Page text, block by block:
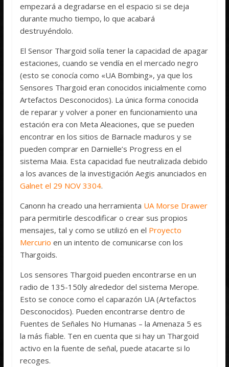
empezará a degradarse en el espacio si se deja
durante mucho tiempo, lo que acabará
destruyéndolo.
El Sensor Thargoid solía tener la capacidad de apagar
estaciones, cuando se vendía en el mercado negro
(esto se conocía como «UA Bombing», ya que los
Sensores Thargoid eran conocidos inicialmente como
Artefactos Desconocidos). La única forma conocida
de reparar y volver a poner en funcionamiento una
estación era con Meta Aleaciones, que se pueden
encontrar en los sitios de Barnacle maduros y se
pueden comprar en Darnielle’s Progress en el
sistema Maia. Esta capacidad fue neutralizada debido
a los avances de la investigación Aegis anunciados en
Galnet el 29 NOV 3304.
Canonn ha creado una herramienta UA Morse Drawer
para permitirle descodificar o crear sus propios
mensajes, tal y como se utilizó en el Proyecto
Mercurio en un intento de comunicarse con los
Thargoids.
Los sensores Thargoid pueden encontrarse en un
radio de 135-150ly alrededor del sistema Merope.
Esto se conoce como el caparazón UA (Artefactos
Desconocidos). Pueden encontrarse dentro de
Fuentes de Señales No Humanas – la Amenaza 5 es
la más fiable. Ten en cuenta que si hay un Thargoid
activo en la fuente de señal, puede atacarte si lo
recoges.